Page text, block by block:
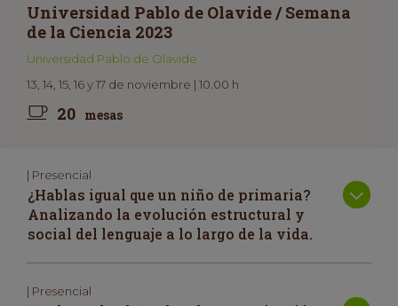
Universidad Pablo de Olavide / Semana
de la Ciencia 2023
Universidad Pablo de Olavide
13, 14, 15, 16 y 17 de noviembre | 10.00 h
20 mesas
| Presencial
¿Hablas igual que un niño de primaria?
Analizando la evolución estructural y
social del lenguaje a lo largo de la vida.
| Presencial